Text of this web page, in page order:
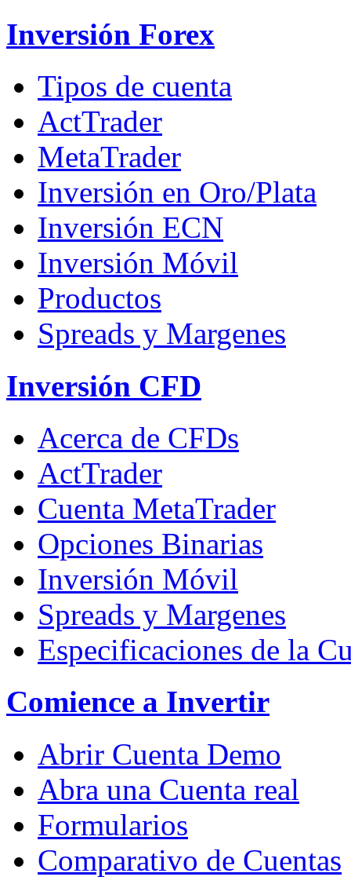
Inversión Forex
Tipos de cuenta
ActTrader
MetaTrader
Inversión en Oro/Plata
Inversión ECN
Inversión Móvil
Productos
Spreads y Margenes
Inversión CFD
Acerca de CFDs
ActTrader
Cuenta MetaTrader
Opciones Binarias
Inversión Móvil
Spreads y Margenes
Especificaciones de la
Comience a Invertir
Abrir Cuenta Demo
Abra una Cuenta real
Formularios
Comparativo de Cuentas